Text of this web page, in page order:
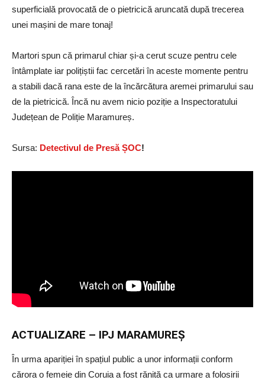
superficială provocată de o pietricică aruncată după trecerea
unei mașini de mare tonaj!
Martori spun că primarul chiar și-a cerut scuze pentru cele
întâmplate iar polițiștii fac cercetări în aceste momente pentru
a stabili dacă rana este de la încărcătura aremei primarului sau
de la pietricică. Încă nu avem nicio poziție a Inspectoratului
Județean de Poliție Maramureș.
Sursa: Detectivul de Presă ȘOC!
ACTUALIZARE – IPJ MARAMUREŞ
În urma apariției în spațiul public a unor informații conform
cărora o femeie din Coruia a fost rănită ca urmare a folosirii